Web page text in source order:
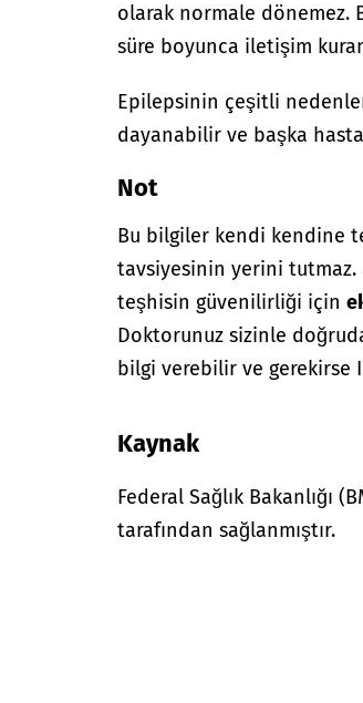
olarak normale dönemez.
süre boyunca iletişim
Epilepsinin çeşitli
dayanabilir ve başka
Not
Bu bilgiler kendi kendine
tavsiyesinin yerini tutmaz.
teşhisin güvenilirliği için
Doktorunuz sizinle
bilgi verebilir ve gerekirse
Kaynak
Federal Sağlık Bakanlığı
tarafından sağlanmıştır.